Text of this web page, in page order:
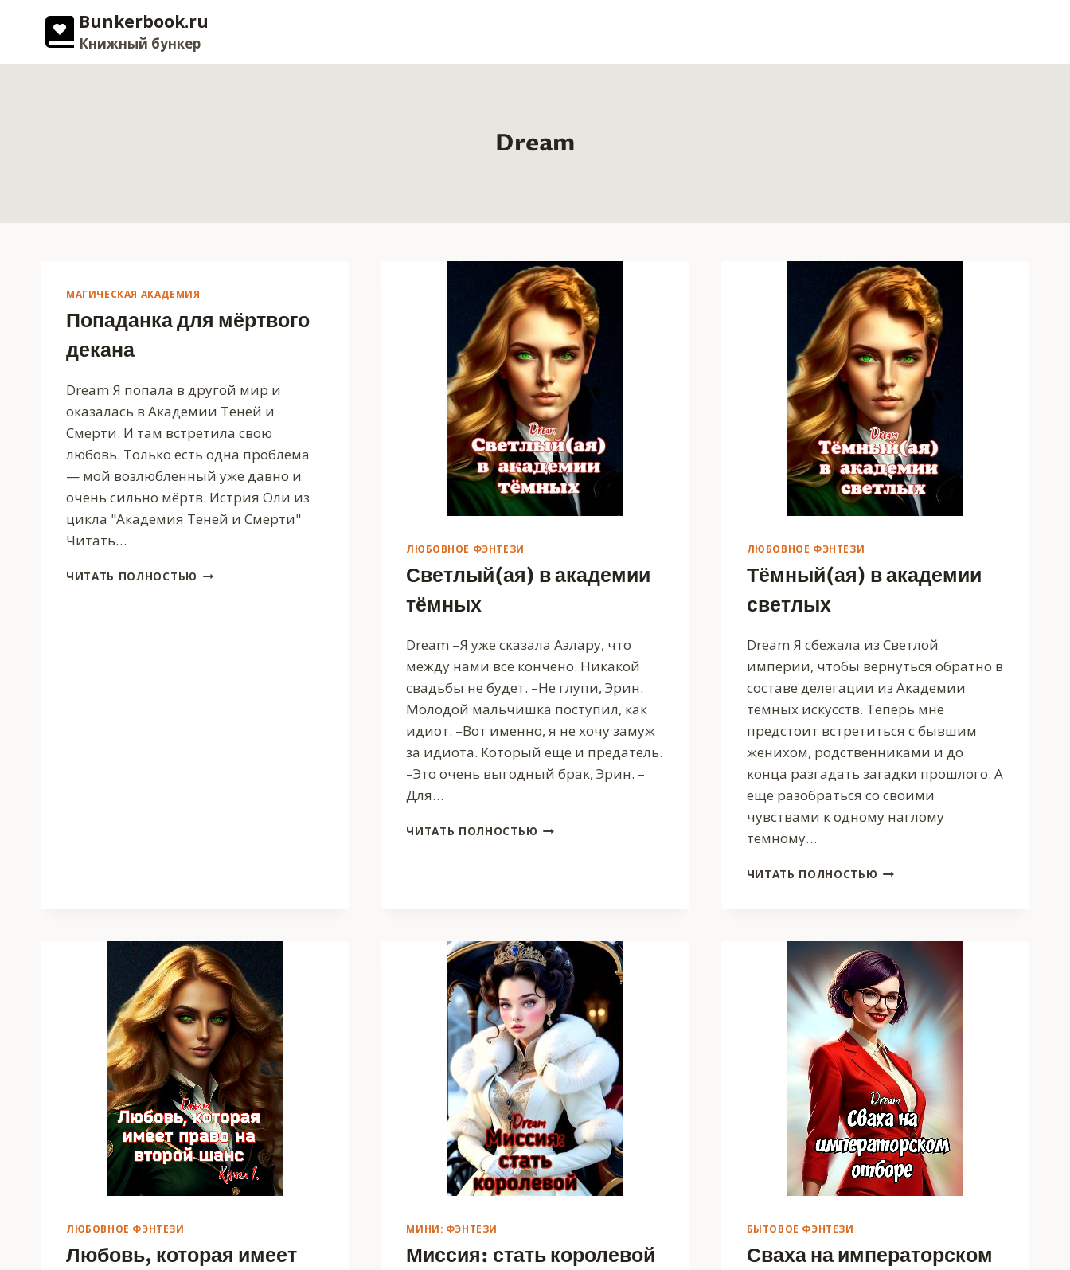
содержимому
Bunkerbook.ru
Книжный бункер
Dream
МАГИЧЕСКАЯ АКАДЕМИЯ
Попаданка для мёртвого
декана
Dream Я попала в другой мир и
оказалась в Академии Теней и
Смерти. И там встретила свою
любовь. Только есть одна проблема
— мой возлюбленный уже давно и
очень сильно мёртв. Истрия Оли из
цикла "Академия Теней и Смерти"
Читать…
ЧИТАТЬ ПОЛНОСТЬЮ ПОПАДАНКА
ЛЮБОВНОЕ ФЭНТЕЗИ
Светлый(ая) в академии
тёмных
Dream –Я уже сказала Аэлару, что
между нами всё кончено. Никакой
свадьбы не будет. –Не глупи, Эрин.
Молодой мальчишка поступил, как
идиот. –Вот именно, я не хочу замуж
за идиота. Который ещё и предатель.
–Это очень выгодный брак, Эрин. –
Для…
ЧИТАТЬ ПОЛНОСТЬЮ СВЕТЛЫЙ(АЯ)
ЛЮБОВНОЕ ФЭНТЕЗИ
Тёмный(ая) в академии
светлых
Dream Я сбежала из Светлой
империи, чтобы вернуться обратно в
составе делегации из Академии
тёмных искусств. Теперь мне
предстоит встретиться с бывшим
женихом, родственниками и до
конца разгадать загадки прошлого. А
ещё разобраться со своими
чувствами к одному наглому
тёмному…
ЧИТАТЬ ПОЛНОСТЬЮ ТЁМНЫЙ(АЯ)
ЛЮБОВНОЕ ФЭНТЕЗИ
Любовь, которая имеет
МИНИ: ФЭНТЕЗИ
Миссия: стать королевой
БЫТОВОЕ ФЭНТЕЗИ
Сваха на императорском